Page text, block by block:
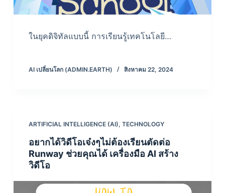
ในยุคดิจิทัลแบบนี้ การเรียนรู้เทคโนโลยี…
AI เปลี่ยนโลก (ADMIN.EARTH) สิงหาคม 22, 2024
ARTIFICIAL INTELLIGENCE (AI), TECHNOLOGY
อยากได้วิดีโอเจ๋งๆไม่ต้องเรียนตัดต่อ
Runway ช่วยคุณได้ เครื่องมือ AI สร้าง
วิดีโอ